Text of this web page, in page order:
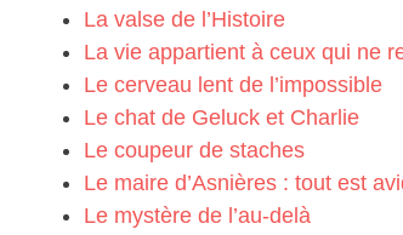
La valse de l’Histoire
La vie appartient à ceux qui ne
Le cerveau lent de l’impossible
Le chat de Geluck et Charlie
Le coupeur de staches
Le maire d’Asnières : tout est
Le mystère de l’au-delà